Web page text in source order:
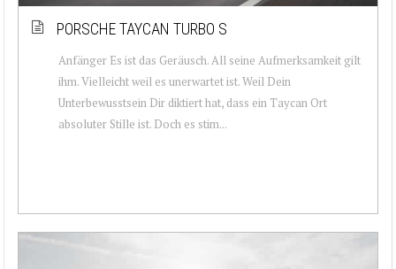
PORSCHE TAYCAN TURBO S
Anfänger Es ist das Geräusch. All seine Aufmerksamkeit gilt
ihm. Vielleicht weil es unerwartet ist. Weil Dein
Unterbewusstsein Dir diktiert hat, dass ein Taycan Ort
absoluter Stille ist. Doch es stim...